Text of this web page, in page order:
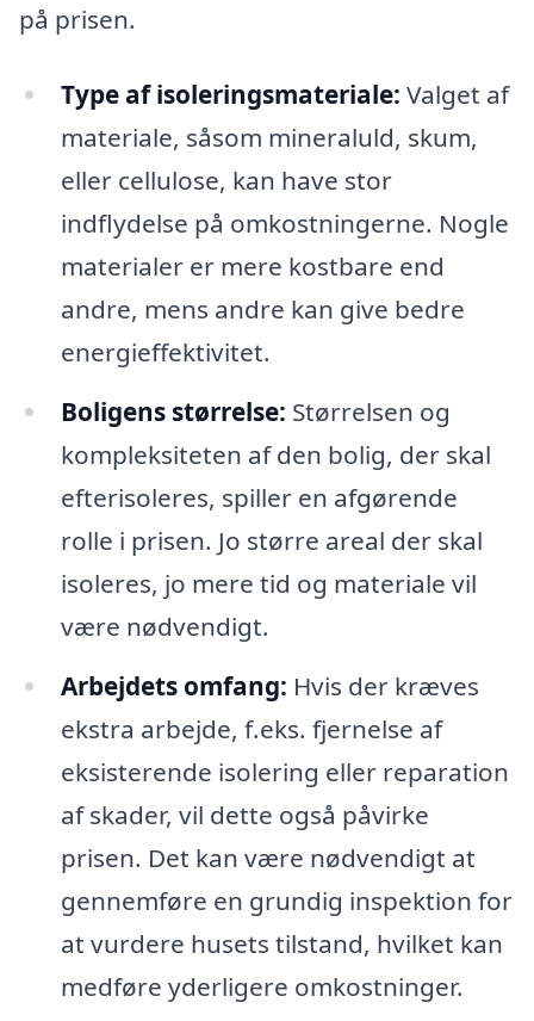
på prisen.
Type af isoleringsmateriale: Valget af
materiale, såsom mineraluld, skum,
eller cellulose, kan have stor
indflydelse på omkostningerne. Nogle
materialer er mere kostbare end
andre, mens andre kan give bedre
energieffektivitet.
Boligens størrelse: Størrelsen og
kompleksiteten af den bolig, der skal
efterisoleres, spiller en afgørende
rolle i prisen. Jo større areal der skal
isoleres, jo mere tid og materiale vil
være nødvendigt.
Arbejdets omfang: Hvis der kræves
ekstra arbejde, f.eks. fjernelse af
eksisterende isolering eller reparation
af skader, vil dette også påvirke
prisen. Det kan være nødvendigt at
gennemføre en grundig inspektion for
at vurdere husets tilstand, hvilket kan
medføre yderligere omkostninger.